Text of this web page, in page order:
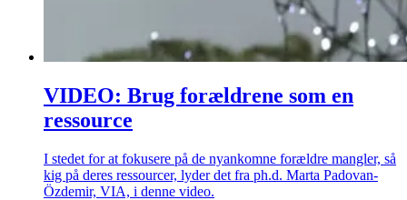
VIDEO: Brug forældrene som en
ressource
I stedet for at fokusere på de nyankomne forældre mangler, så
kig på deres ressourcer, lyder det fra ph.d. Marta Padovan-
Özdemir, VIA, i denne video.